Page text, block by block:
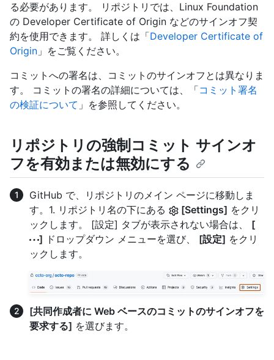
る必要があります。 リポジトリでは、Linux Foundation
の Developer Certificate of Origin などのサインオフ契
約を使用できます。 詳しくは「Developer Certificate of
Origin 」をご覧ください。
コミットへの署名は、コミットのサインオフとは異なりま
す。 コミットの署名の詳細については、「コミット署名
の検証について 」を参照してください。
リポジトリの強制コミット サインオ
フを有効または無効にする
GitHub で、リポジトリのメイン ページに移動しま
す。1. リポジトリ名の下にある
[Settings] をクリ
ックします。 [設定] タブが表示されない場合は、 [
] ドロップダウン メニューを選び、 [設定] をクリ
ックします。
[共同作成者に Web ベースのコミットのサインオフを
要求する] を選びます。